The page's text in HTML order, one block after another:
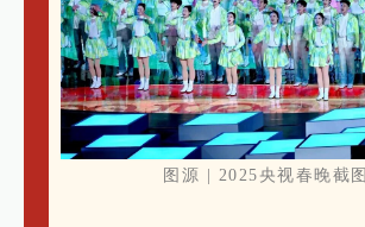
图源 | 2025央视春晚截图